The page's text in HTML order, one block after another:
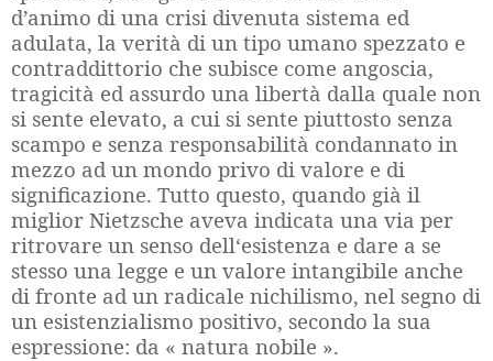
d’animo di una crisi divenuta sistema ed
adulata, la verità di un tipo umano spezzato e
contraddittorio che subisce come angoscia,
tragicità ed assurdo una libertà dalla quale non
si sente elevato, a cui si sente piuttosto senza
scampo e senza responsabilità condannato in
mezzo ad un mondo privo di valore e di
significazione. Tutto questo, quando già il
miglior Nietzsche aveva indicata una via per
ritrovare un senso dell‘esistenza e dare a se
stesso una legge e un valore intangibile anche
di fronte ad un radicale nichilismo, nel segno di
un esistenzialismo positivo, secondo la sua
espressione: da « natura nobile ».